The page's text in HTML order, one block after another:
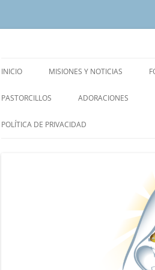
Saltar
INICIO MISIONES Y NOTICIAS
PASTORCILLOS ADORACIONES
POLÍTICA DE PRIVACIDAD